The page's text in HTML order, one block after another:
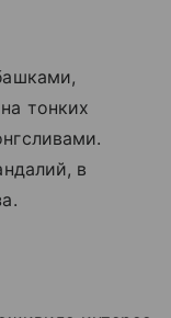
тонких
в